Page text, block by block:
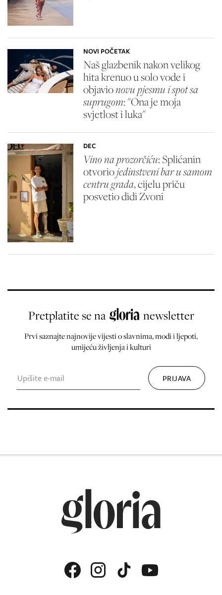
NOVI POČETAK
Naš glazbenik nakon velikog
hita krenuo u solo vode i
objavionovu pjesmu i spot sa
suprugom: "Ona je moja
svjetlost i luka"
DEC
Vino na prozorčiću: Splićanin
otvoriojedinstveni bar u samom
centru grada, cijelu priču
posvetio didi Zvoni
Pretplatite se na newsletter
Prvi saznajte najnovije vijesti o slavnima, modi i ljepoti,
umijeću življenja i kulturi